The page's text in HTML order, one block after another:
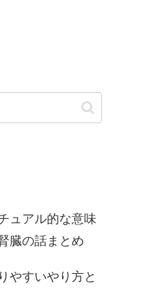
ュアル的な意味
臓の話まとめ
やすいやり方と